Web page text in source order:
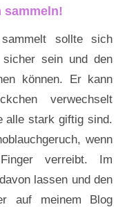
sammeln!
sollte sich
sein und den
können. Er kann
verwechselt
alle stark giftig sind.
wenn
verreibt. Im
lassen und den
auf meinem Blog